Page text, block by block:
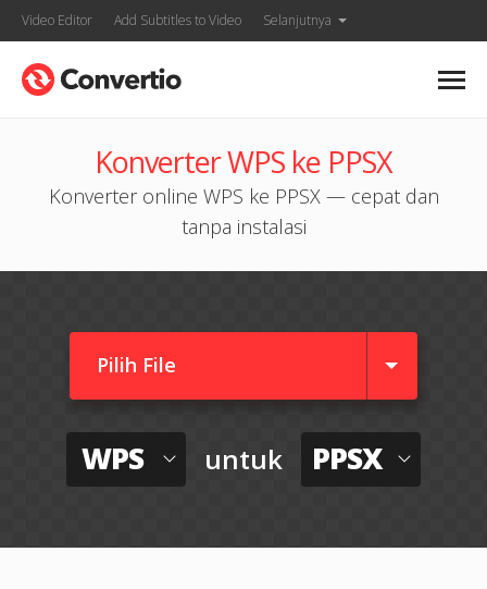
Video Editor Add Subtitles to Video Selanjutnya
Konverter WPS ke PPSX
Konverter online WPS ke PPSX — cepat dan
tanpa instalasi
Pilih File
WPS untuk PPSX